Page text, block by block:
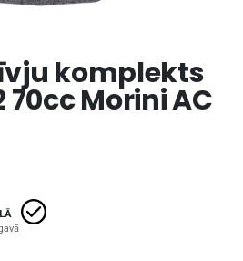
komplekts
70cc Morini AC